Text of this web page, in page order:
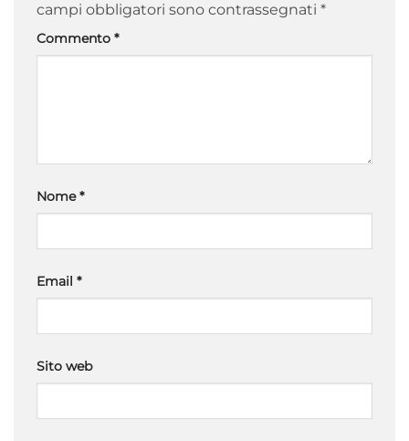
campi obbligatori sono contrassegnati *
Commento *
Nome*
Email *
Sito web